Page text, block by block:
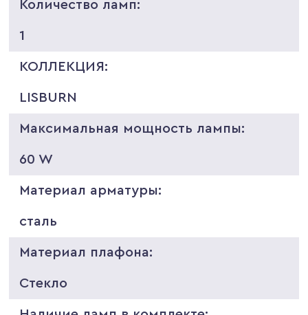
Количество ламп:
1
КОЛЛЕКЦИЯ:
LISBURN
Максимальная мощность лампы:
60 W
Материал арматуры:
сталь
Материал плафона:
Стекло